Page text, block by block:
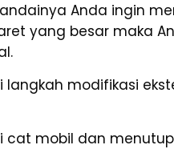
Anda ingin
yang besar maka
modifikasi
cat mobil dan